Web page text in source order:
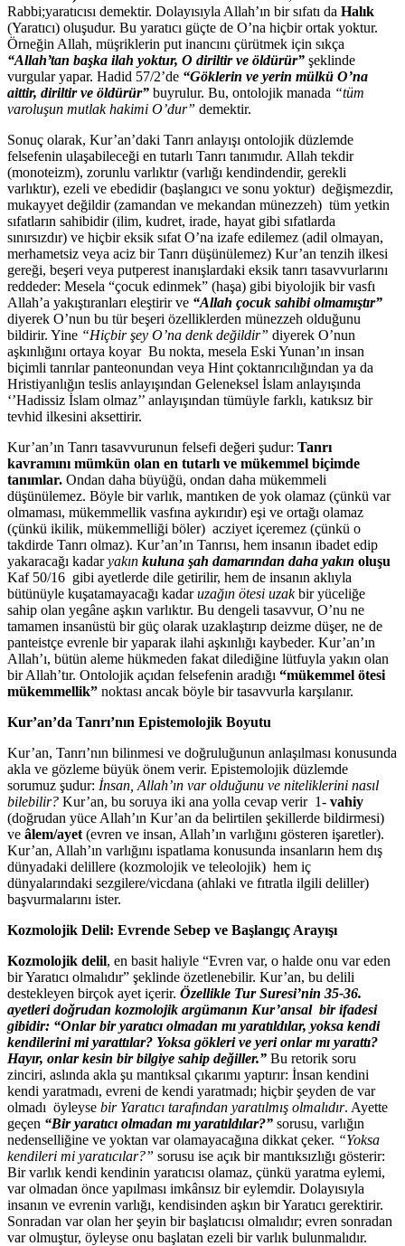
Rabbi;yaratıcısı demektir. Dolayısıyla Allah’ın bir sıfatı da Halık
(Yaratıcı) oluşudur. Bu yaratıcı güçte de O’na hiçbir ortak yoktur.
Örneğin Allah, müşriklerin put inancını çürütmek için sıkça
“Allah’tan başka ilah yoktur, O diriltir ve öldürür” şeklinde
vurgular yapar. Hadid 57/2’de “Göklerin ve yerin mülkü O’na
aittir, diriltir ve öldürür” buyrulur. Bu, ontolojik manada “tüm
varoluşun mutlak hakimi O’dur” demektir.
Sonuç olarak, Kur’an’daki Tanrı anlayışı ontolojik düzlemde
felsefenin ulaşabileceği en tutarlı Tanrı tanımıdır. Allah tekdir
(monoteizm), zorunlu varlıktır (varlığı kendindendir, gerekli
varlıktır), ezeli ve ebedidir (başlangıcı ve sonu yoktur) değişmezdir,
mukayyet değildir (zamandan ve mekandan münezzeh) tüm yetkin
sıfatların sahibidir (ilim, kudret, irade, hayat gibi sıfatlarda
sınırsızdır) ve hiçbir eksik sıfat O’na izafe edilemez (adil olmayan,
merhametsiz veya aciz bir Tanrı düşünülemez) Kur’an tenzih ilkesi
gereği, beşeri veya putperest inanışlardaki eksik tanrı tasavvurlarını
reddeder: Mesela “çocuk edinmek” (haşa) gibi biyolojik bir vasfı
Allah’a yakıştıranları eleştirir ve “Allah çocuk sahibi olmamıştır”
diyerek O’nun bu tür beşeri özelliklerden münezzeh olduğunu
bildirir. Yine “Hiçbir şey O’na denk değildir” diyerek O’nun
aşkınlığını ortaya koyar Bu nokta, mesela Eski Yunan’ın insan
biçimli tanrılar panteonundan veya Hint çoktanrıcılığından ya da
Hristiyanlığın teslis anlayışından Geleneksel İslam anlayışında
‘’Hadissiz İslam olmaz’’ anlayışından tümüyle farklı, katıksız bir
tevhid ilkesini aksettirir.
Kur’an’ın Tanrı tasavvurunun felsefi değeri şudur: Tanrı
kavramını mümkün olan en tutarlı ve mükemmel biçimde
tanımlar. Ondan daha büyüğü, ondan daha mükemmeli
düşünülemez. Böyle bir varlık, mantıken de yok olamaz (çünkü var
olmaması, mükemmellik vasfına aykırıdır) eşi ve ortağı olamaz
(çünkü ikilik, mükemmelliği böler) acziyet içeremez (çünkü o
takdirde Tanrı olmaz). Kur’an’ın Tanrısı, hem insanın ibadet edip
yakaracağı kadaryakın kuluna şah damarından daha yakın oluşu
Kaf 50/16 gibi ayetlerde dile getirilir, hem de insanın aklıyla
bütünüyle kuşatamayacağı kadaruzağın ötesi uzakbir yüceliğe
sahip olan yegâne aşkın varlıktır. Bu dengeli tasavvur, O’nu ne
tamamen insanüstü bir güç olarak uzaklaştırıp deizme düşer, ne de
panteistçe evrenle bir yaparak ilahi aşkınlığı kaybeder. Kur’an’ın
Allah’ı, bütün aleme hükmeden fakat dilediğine lütfuyla yakın olan
bir Allah’tır. Ontolojik açıdan felsefenin aradığı “mükemmel ötesi
mükemmellik” noktası ancak böyle bir tasavvurla karşılanır.
Kur’an’da Tanrı’nın Epistemolojik Boyutu
Kur’an, Tanrı’nın bilinmesi ve doğruluğunun anlaşılması konusunda
akla ve gözleme büyük önem verir. Epistemolojik düzlemde
sorumuz şudur: İnsan, Allah’ın var olduğunu ve niteliklerini nasıl
bilebilir? Kur’an, bu soruya iki ana yolla cevap verir 1- vahiy
(doğrudan yüce Allah’ın Kur’an da belirtilen şekillerde bildirmesi)
ve âlem/ayet (evren ve insan, Allah’ın varlığını gösteren işaretler).
Kur’an, Allah’ın varlığını ispatlama konusunda insanların hem dış
dünyadaki delillere (kozmolojik ve teleolojik) hem iç
dünyalarındaki sezgilere/vicdana (ahlaki ve fıtratla ilgili deliller)
başvurmalarını ister.
Kozmolojik Delil: Evrende Sebep ve Başlangıç Arayışı
Kozmolojik delil, en basit haliyle “Evren var, o halde onu var eden
bir Yaratıcı olmalıdır” şeklinde özetlenebilir. Kur’an, bu delili
destekleyen birçok ayet içerir. Özellikle Tur Suresi’nin 35-36.
ayetleri doğrudan kozmolojik argümanın Kur’ansal bir ifadesi
gibidir: “Onlar bir yaratıcı olmadan mı yaratıldılar, yoksa kendi
kendilerini mi yarattılar? Yoksa gökleri ve yeri onlar mı yarattı?
Hayır, onlar kesin bir bilgiye sahip değiller.” Bu retorik soru
zinciri, aslında akla şu mantıksal çıkarımı yaptırır: İnsan kendini
kendi yaratmadı, evreni de kendi yaratmadı; hiçbir şeyden de var
olmadı öyleyse bir Yaratıcı tarafından yaratılmış olmalıdır. Ayette
geçen “Bir yaratıcı olmadan mı yaratıldılar?” sorusu, varlığın
nedenselliğine ve yoktan var olamayacağına dikkat çeker. “Yoksa
kendileri mi yaratıcılar?” sorusu ise açık bir mantıksızlığı gösterir:
Bir varlık kendi kendinin yaratıcısı olamaz, çünkü yaratma eylemi,
var olmadan önce yapılması imkânsız bir eylemdir. Dolayısıyla
insanın ve evrenin varlığı, kendisinden aşkın bir Yaratıcı gerektirir.
Sonradan var olan her şeyin bir başlatıcısı olmalıdır; evren sonradan
var olmuştur, öyleyse onu başlatan ezeli bir varlık bulunmalıdır.